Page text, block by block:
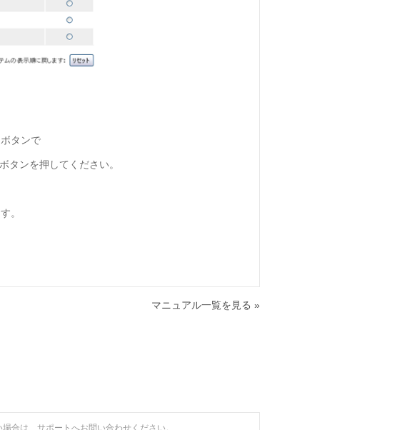
タンで
ンを押してください。
。
マニュアル一覧を見る »